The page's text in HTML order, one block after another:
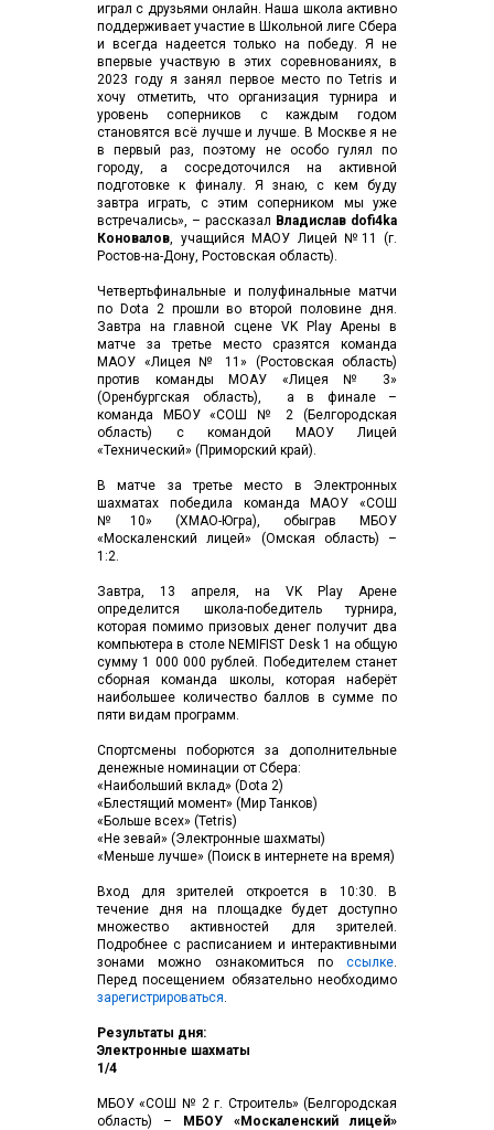
играл с друзьями онлайн. Наша школа активно
поддерживает участие в Школьной лиге Сбера
и всегда надеется только на победу. Я не
впервые участвую в этих соревнованиях, в
2023 году я занял первое место по Tetris и
хочу отметить, что организация турнира и
уровень соперников с каждым годом
становятся всё лучше и лучше. В Москве я не
в первый раз, поэтому не особо гулял по
городу, а сосредоточился на активной
подготовке к финалу. Я знаю, с кем буду
завтра играть, с этим соперником мы уже
встречались», – рассказал Владислав dofi4ka
Коновалов, учащийся МАОУ Лицей №11 (г.
Ростов-на-Дону, Ростовская область).
Четвертьфинальные и полуфинальные матчи
по Dota 2 прошли во второй половине дня.
Завтра на главной сцене VK Play Арены в
матче за третье место сразятся команда
МАОУ «Лицея № 11» (Ростовская область)
против команды МОАУ «Лицея № 3»
(Оренбургская область), а в финале –
команда МБОУ «СОШ № 2 (Белгородская
область) с командой МАОУ Лицей
«Технический» (Приморский край).
В матче за третье место в Электронных
шахматах победила команда МАОУ «СОШ
№10» (ХМАО-Югра), обыграв МБОУ
«Москаленский лицей» (Омская область) –
1:2.
Завтра, 13 апреля, на VK Play Арене
определится школа-победитель турнира,
которая помимо призовых денег получит два
компьютера в столе NEMIFIST Desk 1 на общую
сумму 1 000 000 рублей. Победителем станет
сборная команда школы, которая наберёт
наибольшее количество баллов в сумме по
пяти видам программ.
Спортсмены поборются за дополнительные
денежные номинации от Сбера:
«Наибольший вклад» (Dota 2)
«Блестящий момент» (Мир Танков)
«Больше всех» (Tetris)
«Не зевай» (Электронные шахматы)
«Меньше лучше» (Поиск в интернете на время)
Вход для зрителей откроется в 10:30. В
течение дня на площадке будет доступно
множество активностей для зрителей.
Подробнее с расписанием и интерактивными
зонами можно ознакомиться по ссылке.
Перед посещением обязательно необходимо
зарегистрироваться.
Результаты дня:
Электронные шахматы
1/4
МБОУ «СОШ № 2 г. Строитель» (Белгородская
область) – МБОУ «Москаленский лицей»